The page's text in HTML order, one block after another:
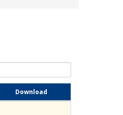
Download